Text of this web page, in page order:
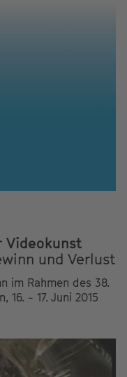
Videokunst
und Verlust
im Rahmen des 38.
16. - 17. Juni 2015